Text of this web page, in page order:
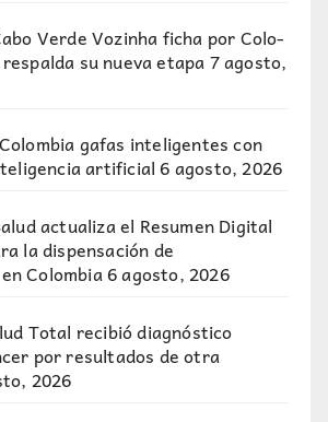
Verde Vozinha ficha por Colo-
respalda su nueva etapa7 agosto,
gafas inteligentes con
artificial 6 agosto, 2026
actualiza el Resumen Digital
la dispensación de
Colombia6 agosto, 2026
Total recibió diagnóstico
por resultados de otra
2026